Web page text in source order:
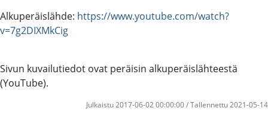
Alkuperäislähde: https://www.youtube.com/watch?
v=7g2DIXMkCig
Sivun kuvailutiedot ovat peräisin alkuperäislähteestä
(YouTube).
Julkaistu 2017-06-02 00:00:00 / Tallennettu 2021-05-14